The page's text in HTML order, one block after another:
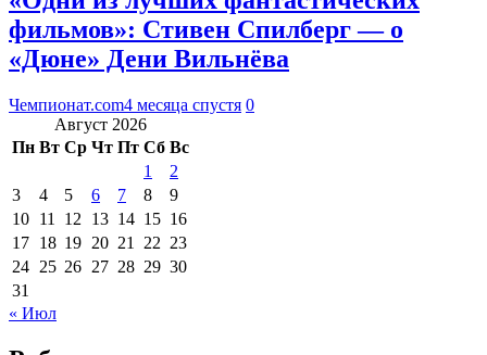
фильмов»: Стивен Спилберг — о
«Дюне» Дени Вильнёва
Чемпионат.com4 месяца спустя 0
Август 2026
Пн Вт Ср Чт Пт Сб Вс
1
2
3
4 5 6 7 8
9
10 11 12 13 14 15 16
17 18 19 20 21 22 23
24 25 26 27 28 29 30
31
« Июл